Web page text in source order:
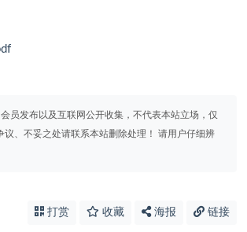
员发布以及互联网公开收集，不代表本站立场，仅
、不妥之处请联系本站删除处理！ 请用户仔细辨
打赏 收藏 海报 链接